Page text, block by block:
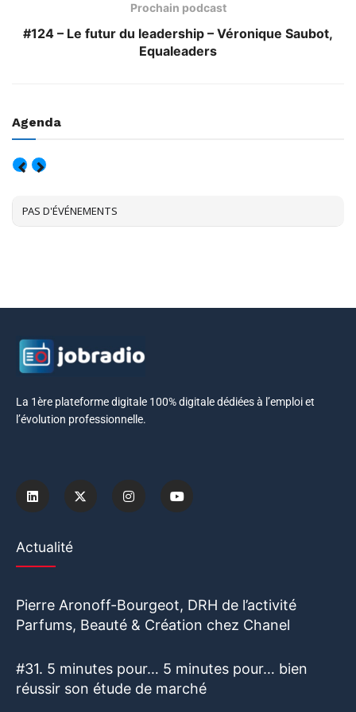
Prochain podcast
#124 – Le futur du leadership – Véronique Saubot,
Equaleaders
Agenda
PAS D'ÉVÉNEMENTS
La 1ère plateforme digitale 100% digitale dédiées à l’emploi et
l’évolution professionnelle.
Actualité
Pierre Aronoff-Bourgeot, DRH de l’activité
Parfums, Beauté & Création chez Chanel
#31. 5 minutes pour… 5 minutes pour… bien
réussir son étude de marché